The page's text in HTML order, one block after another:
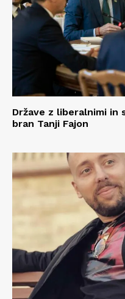
Države z liberalnimi in
bran Tanji Fajon